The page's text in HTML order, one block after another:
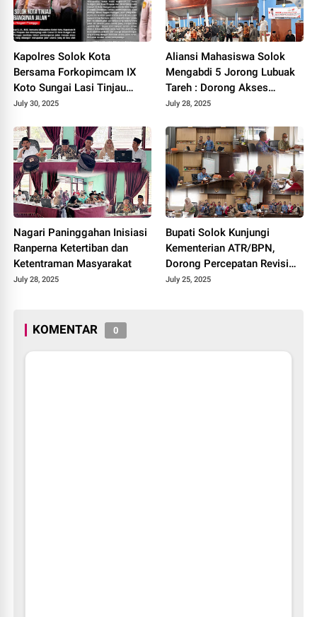
Kapolres Solok Kota
Bersama Forkopimcam IX
Koto Sungai Lasi Tinjau
Pembangunan Jalan Menuju
July 30, 2025
Aliansi Mahasiswa Solok
Mengabdi 5 Jorong Lubuak
Tareh : Dorong Akses
Kesehatan, Pendidikan, dan
July 28, 2025
Nagari Paninggahan Inisiasi
Ranperna Ketertiban dan
Ketentraman Masyarakat
July 28, 2025
Bupati Solok Kunjungi
Kementerian ATR/BPN,
Dorong Percepatan Revisi
Perda RTRW Kabupaten
July 25, 2025
KOMENTAR 0